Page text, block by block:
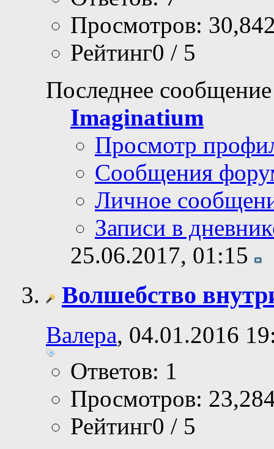
Просмотров:
Рейтинг0 / 5
Последнее
Imaginatium
Просмотр
Сообщения
Личное
Записи в
25.06.2017, 01:15
Волшебство
Валера, 04.01.2016
Ответов: 1
Просмотров:
Рейтинг0 / 5